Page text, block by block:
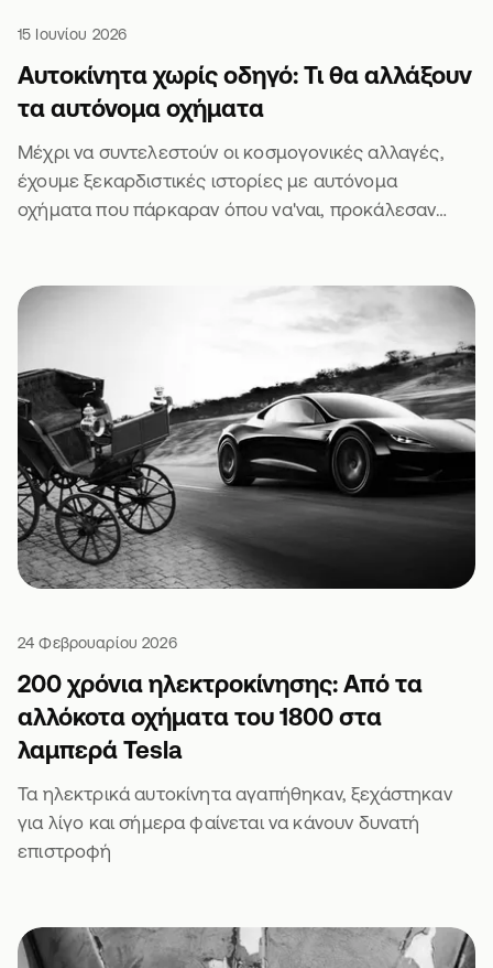
15 Ιουνίου 2026
Αυτοκίνητα χωρίς οδηγό: Τι θα αλλάξουν
τα αυτόνομα οχήματα
Μέχρι να συντελεστούν οι κοσμογονικές αλλαγές,
έχουμε ξεκαρδιστικές ιστορίες με αυτόνομα
οχήματα που πάρκαραν όπου να'ναι, προκάλεσαν
24 Φεβρουαρίου 2026
200 χρόνια ηλεκτροκίνησης: Από τα
αλλόκοτα οχήματα του 1800 στα
λαμπερά Tesla
Τα ηλεκτρικά αυτοκίνητα αγαπήθηκαν, ξεχάστηκαν
για λίγο και σήμερα φαίνεται να κάνουν δυνατή
επιστροφή